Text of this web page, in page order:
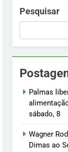
na Amazon
Pesquisar
Palmas
sábado, 8
Wagner
Dimas ao